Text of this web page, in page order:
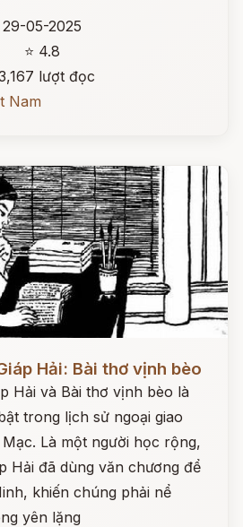
29-05-2025
⭐ 4.8
lượt đọc
Nam
Hải: Bài thơ vịnh bèo
Hải và Bài thơ vịnh bèo là
trong lịch sử ngoại giao
Là một người học rộng,
Hải đã dùng văn chương để
khiến chúng phải nể
yên lặng